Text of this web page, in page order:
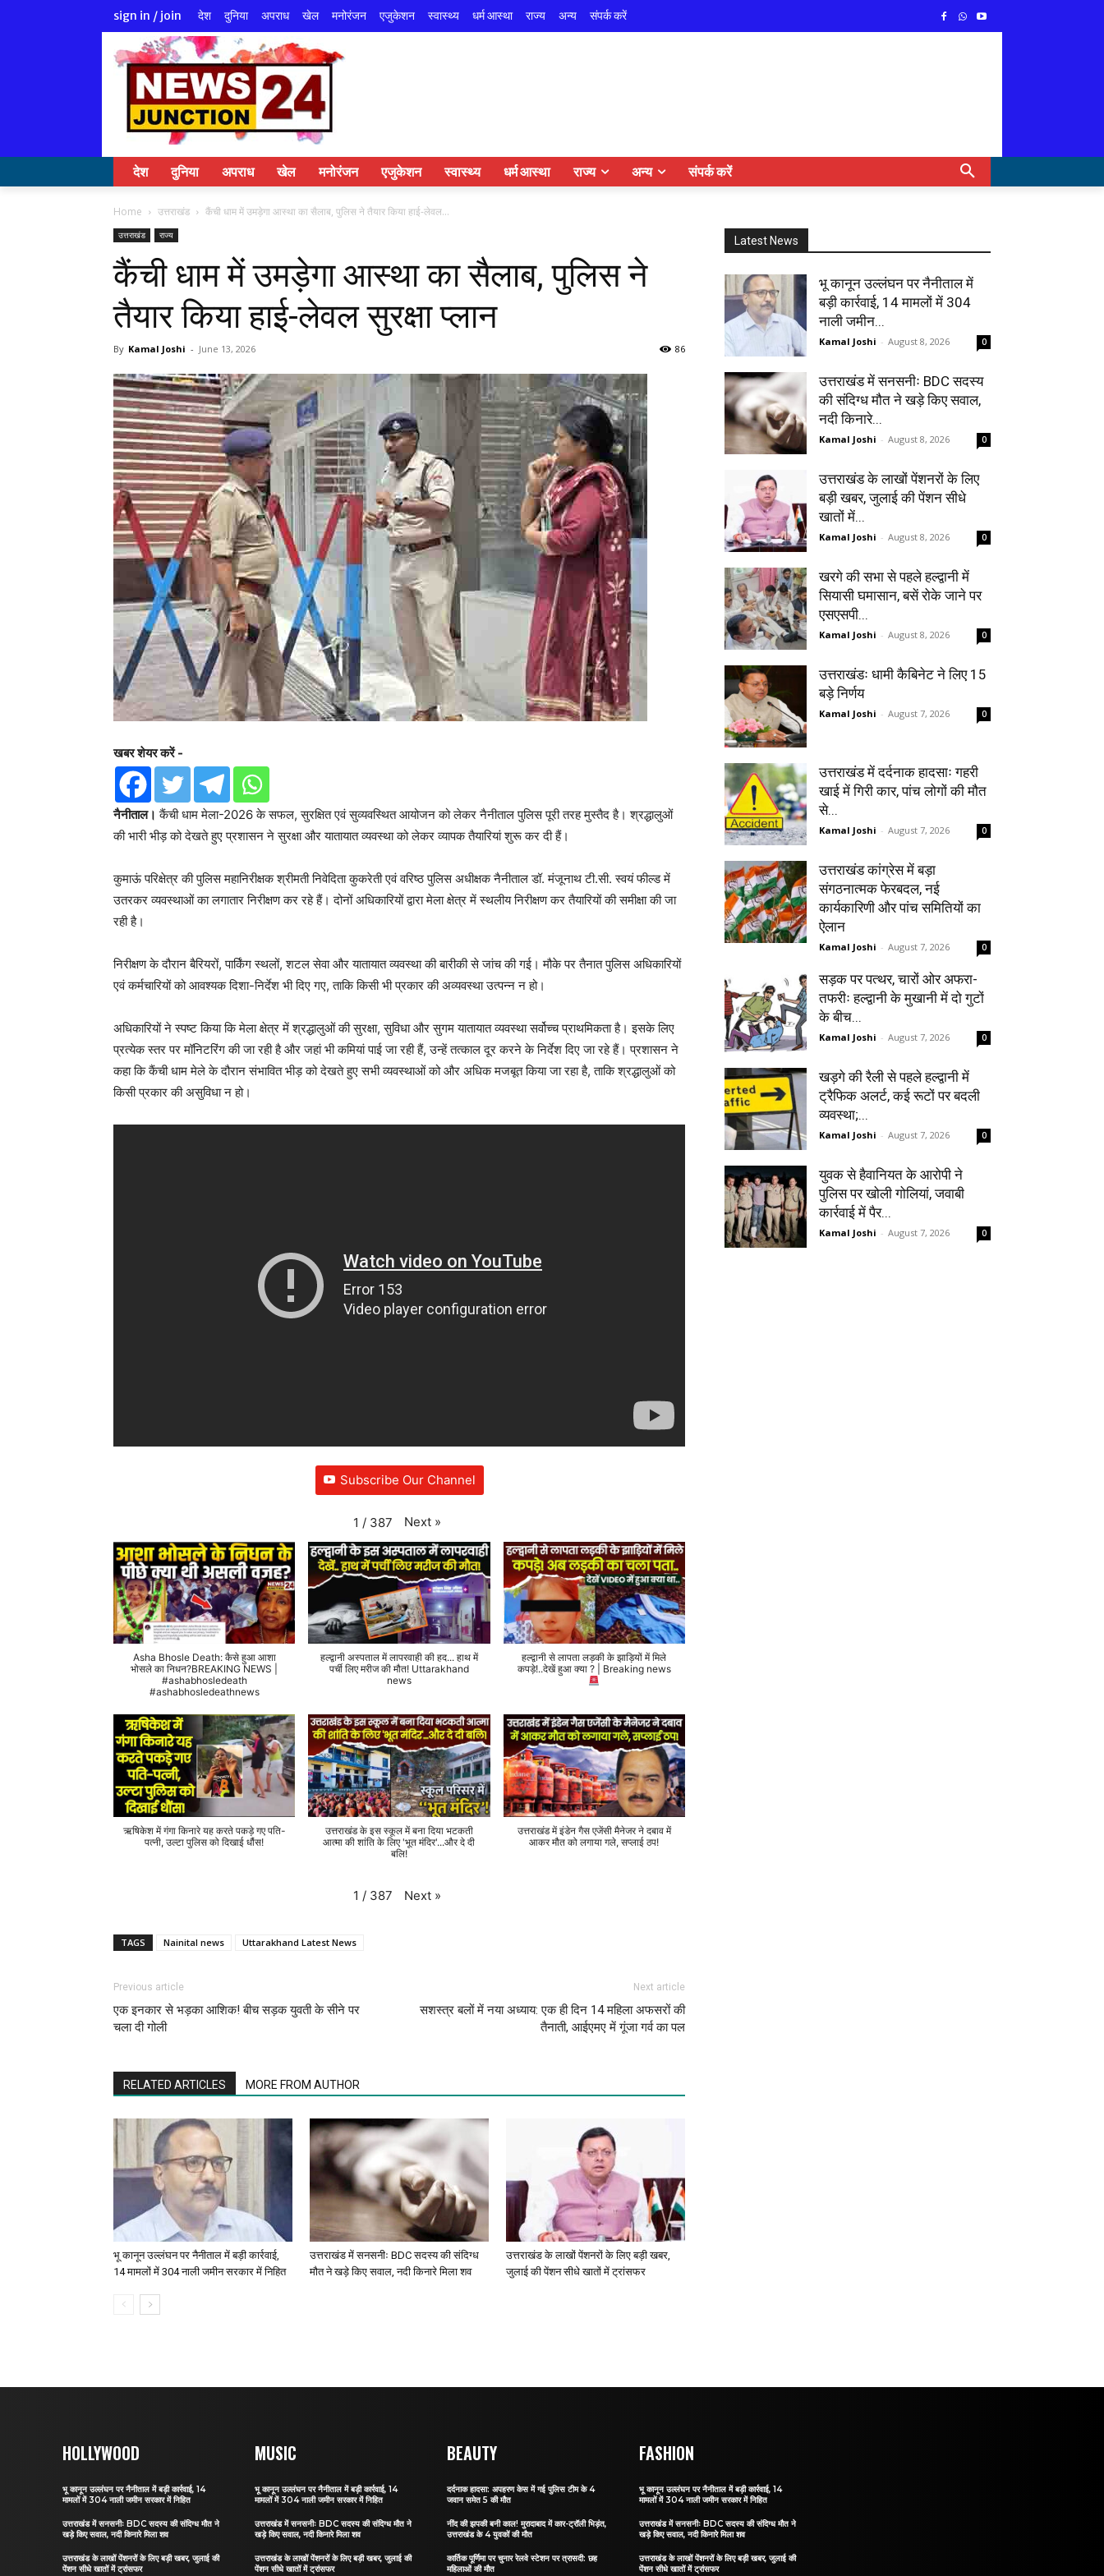
sign in / join देश दुनिया अपराध खेल मनोरंजन एजुकेशन स्वास्थ्य धर्म आस्था राज्य अन्य संपर्क करें
देश दुनिया अपराध खेल मनोरंजन एजुकेशन स्वास्थ्य धर्म आस्था राज्य अन्य संपर्क करें
Home उत्तराखंड कैंची धाम में उमड़ेगा आस्था का सैलाब, पुलिस ने तैयार किया हाई-लेवल...
उत्तराखंड राज्य
कैंची धाम में उमड़ेगा आस्था का सैलाब, पुलिस ने
तैयार किया हाई-लेवल सुरक्षा प्लान
By Kamal Joshi - June 13, 2026 86
खबर शेयर करें -
नैनीताल। कैंची धाम मेला-2026 के सफल, सुरक्षित एवं सुव्यवस्थित आयोजन को लेकर नैनीताल पुलिस पूरी तरह मुस्तैद है। श्रद्धालुओं
की भारी भीड़ को देखते हुए प्रशासन ने सुरक्षा और यातायात व्यवस्था को लेकर व्यापक तैयारियां शुरू कर दी हैं।
कुमाऊं परिक्षेत्र की पुलिस महानिरीक्षक श्रीमती निवेदिता कुकरेती एवं वरिष्ठ पुलिस अधीक्षक नैनीताल डॉ. मंजूनाथ टी.सी. स्वयं फील्ड में
उतरकर व्यवस्थाओं का लगातार निरीक्षण कर रहे हैं। दोनों अधिकारियों द्वारा मेला क्षेत्र में स्थलीय निरीक्षण कर तैयारियों की समीक्षा की जा
रही है।
निरीक्षण के दौरान बैरियरों, पार्किंग स्थलों, शटल सेवा और यातायात व्यवस्था की बारीकी से जांच की गई। मौके पर तैनात पुलिस अधिकारियों
एवं कर्मचारियों को आवश्यक दिशा-निर्देश भी दिए गए, ताकि किसी भी प्रकार की अव्यवस्था उत्पन्न न हो।
अधिकारियों ने स्पष्ट किया कि मेला क्षेत्र में श्रद्धालुओं की सुरक्षा, सुविधा और सुगम यातायात व्यवस्था सर्वोच्च प्राथमिकता है। इसके लिए
प्रत्येक स्तर पर मॉनिटरिंग की जा रही है और जहां भी कमियां पाई जा रही हैं, उन्हें तत्काल दूर करने के निर्देश दिए जा रहे हैं। प्रशासन ने
कहा कि कैंची धाम मेले के दौरान संभावित भीड़ को देखते हुए सभी व्यवस्थाओं को और अधिक मजबूत किया जा रहा है, ताकि श्रद्धालुओं को
किसी प्रकार की असुविधा न हो।
Subscribe Our Channel
1 / 387 Next »
Asha Bhosle Death: कैसे हुआ आशा
भोसले का निधन?BREAKING NEWS |
#ashabhosledeath
#ashabhosledeathnews
हल्द्वानी अस्पताल में लापरवाही की हद... हाथ में
पर्ची लिए मरीज की मौत! Uttarakhand
news
हल्द्वानी से लापता लड़की के झाड़ियों में मिले
कपड़े!..देखें हुआ क्या ? | Breaking news
ऋषिकेश में गंगा किनारे यह करते पकड़े गए पति-
पत्नी, उल्टा पुलिस को दिखाई धौंस!
उत्तराखंड के इस स्कूल में बना दिया भटकती
आत्मा की शांति के लिए 'भूत मंदिर'...और दे दी
बलि!
उत्तराखंड में इंडेन गैस एजेंसी मैनेजर ने दबाव में
आकर मौत को लगाया गले, सप्लाई ठप!
1 / 387 Next »
TAGS Nainital news Uttarakhand Latest News
Previous article
एक इनकार से भड़का आशिक! बीच सड़क युवती के सीने पर
चला दी गोली
Next article
सशस्त्र बलों में नया अध्याय: एक ही दिन 14 महिला अफसरों की
तैनाती, आईएमए में गूंजा गर्व का पल
RELATED ARTICLES MORE FROM AUTHOR
भू कानून उल्लंघन पर नैनीताल में बड़ी कार्रवाई,
14 मामलों में 304 नाली जमीन सरकार में निहित
उत्तराखंड में सनसनीः BDC सदस्य की संदिग्ध
मौत ने खड़े किए सवाल, नदी किनारे मिला शव
उत्तराखंड के लाखों पेंशनरों के लिए बड़ी खबर,
जुलाई की पेंशन सीधे खातों में ट्रांसफर
Latest News
भू कानून उल्लंघन पर नैनीताल में
बड़ी कार्रवाई, 14 मामलों में 304
नाली जमीन...
Kamal Joshi - August 8, 2026 0
उत्तराखंड में सनसनीः BDC सदस्य
की संदिग्ध मौत ने खड़े किए सवाल,
नदी किनारे...
Kamal Joshi - August 8, 2026 0
उत्तराखंड के लाखों पेंशनरों के लिए
बड़ी खबर, जुलाई की पेंशन सीधे
खातों में...
Kamal Joshi - August 8, 2026 0
खरगे की सभा से पहले हल्द्वानी में
सियासी घमासान, बसें रोके जाने पर
एसएसपी...
Kamal Joshi - August 8, 2026 0
उत्तराखंडः धामी कैबिनेट ने लिए 15
बड़े निर्णय
Kamal Joshi - August 7, 2026 0
उत्तराखंड में दर्दनाक हादसाः गहरी
खाई में गिरी कार, पांच लोगों की मौत
से...
Kamal Joshi - August 7, 2026 0
उत्तराखंड कांग्रेस में बड़ा
संगठनात्मक फेरबदल, नई
कार्यकारिणी और पांच समितियों का
ऐलान
Kamal Joshi - August 7, 2026 0
सड़क पर पत्थर, चारों ओर अफरा-
तफरीः हल्द्वानी के मुखानी में दो गुटों
के बीच...
Kamal Joshi - August 7, 2026 0
खड़गे की रैली से पहले हल्द्वानी में
ट्रैफिक अलर्ट, कई रूटों पर बदली
व्यवस्था;...
Kamal Joshi - August 7, 2026 0
युवक से हैवानियत के आरोपी ने
पुलिस पर खोली गोलियां, जवाबी
कार्रवाई में पैर...
Kamal Joshi - August 7, 2026 0
HOLLYWOOD
भू कानून उल्लंघन पर नैनीताल में बड़ी कार्रवाई, 14
मामलों में 304 नाली जमीन सरकार में निहित
उत्तराखंड में सनसनीः BDC सदस्य की संदिग्ध मौत ने
खड़े किए सवाल, नदी किनारे मिला शव
उत्तराखंड के लाखों पेंशनरों के लिए बड़ी खबर, जुलाई की
पेंशन सीधे खातों में ट्रांसफर
MUSIC
भू कानून उल्लंघन पर नैनीताल में बड़ी कार्रवाई, 14
मामलों में 304 नाली जमीन सरकार में निहित
उत्तराखंड में सनसनीः BDC सदस्य की संदिग्ध मौत ने
खड़े किए सवाल, नदी किनारे मिला शव
उत्तराखंड के लाखों पेंशनरों के लिए बड़ी खबर, जुलाई की
पेंशन सीधे खातों में ट्रांसफर
BEAUTY
दर्दनाक हादसा: अपहरण केस में गई पुलिस टीम के 4
जवान समेत 5 की मौत
नींद की झपकी बनी काल! मुरादाबाद में कार-ट्रॉली भिड़ंत,
उत्तराखंड के 4 युवकों की मौत
कार्तिक पूर्णिमा पर चुनार रेलवे स्टेशन पर त्रासदी: छह
महिलाओं की मौत
FASHION
भू कानून उल्लंघन पर नैनीताल में बड़ी कार्रवाई, 14
मामलों में 304 नाली जमीन सरकार में निहित
उत्तराखंड में सनसनीः BDC सदस्य की संदिग्ध मौत ने
खड़े किए सवाल, नदी किनारे मिला शव
उत्तराखंड के लाखों पेंशनरों के लिए बड़ी खबर, जुलाई की
पेंशन सीधे खातों में ट्रांसफर